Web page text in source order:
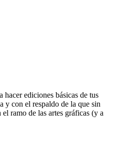
ediciones básicas de tus
y con el respaldo de la que sin
ramo de las artes gráficas (y a